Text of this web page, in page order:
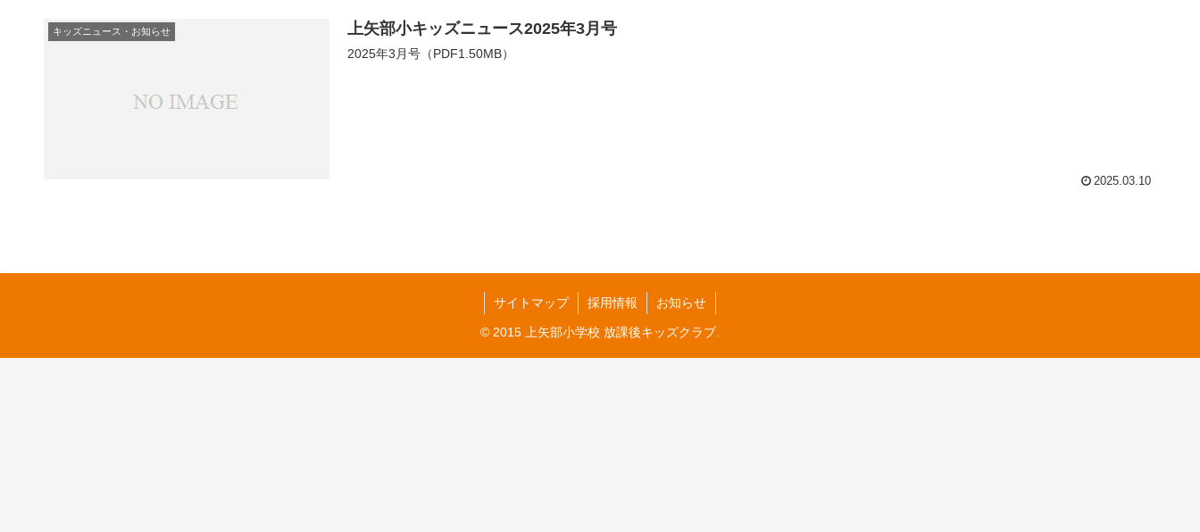
キッズニュース・お知らせ 上矢部小キッズニュース2025年3月号
2025年3月号（PDF1.50MB）
2025.03.10
サイトマップ 採用情報 お知らせ
© 2015 上矢部小学校 放課後キッズクラブ.